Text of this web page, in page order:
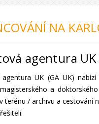
NA
agentura UK
agentura UK (GA UK)
a
terénu / archivu a cestování